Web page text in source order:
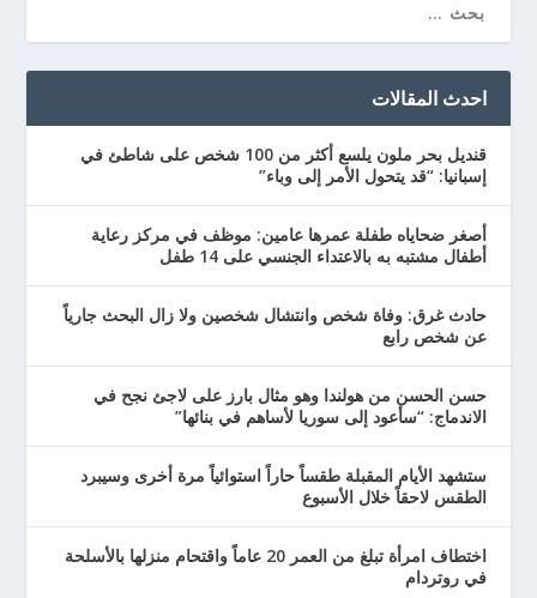
احدث المقالات
قنديل بحر ملون يلسع أكثر من 100 شخص على شاطئ في
إسبانيا: “قد يتحول الأمر إلى وباء”
أصغر ضحاياه طفلة عمرها عامين: موظف في مركز رعاية
أطفال مشتبه به بالاعتداء الجنسي على 14 طفل
حادث غرق: وفاة شخص وانتشال شخصين ولا زال البحث جارياً
عن شخص رابع
حسن الحسن من هولندا وهو مثال بارز على لاجئ نجح في
الاندماج: “سأعود إلى سوريا لأساهم في بنائها”
ستشهد الأيام المقبلة طقساً حاراً استوائياً مرة أخرى وسيبرد
الطقس لاحقاً خلال الأسبوع
اختطاف امرأة تبلغ من العمر 20 عاماً واقتحام منزلها بالأسلحة
في روتردام